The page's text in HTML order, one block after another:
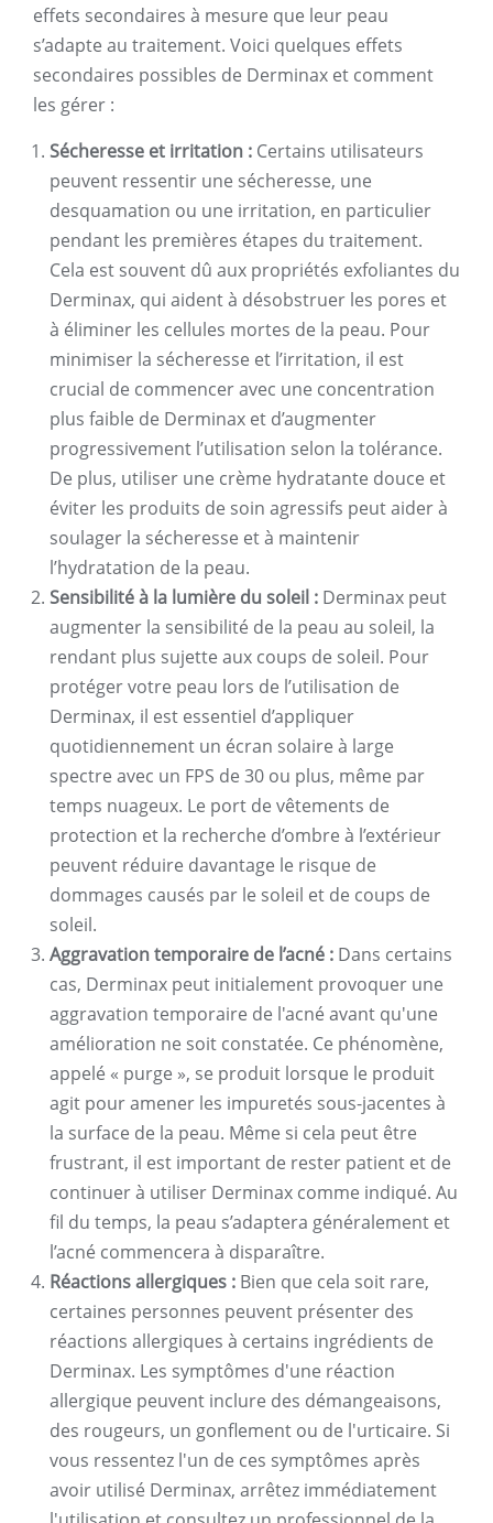
effets secondaires à mesure que leur peau
s’adapte au traitement. Voici quelques effets
secondaires possibles de Derminax et comment
les gérer :
Sécheresse et irritation : Certains utilisateurs
peuvent ressentir une sécheresse, une
desquamation ou une irritation, en particulier
pendant les premières étapes du traitement.
Cela est souvent dû aux propriétés exfoliantes du
Derminax, qui aident à désobstruer les pores et
à éliminer les cellules mortes de la peau. Pour
minimiser la sécheresse et l’irritation, il est
crucial de commencer avec une concentration
plus faible de Derminax et d’augmenter
progressivement l’utilisation selon la tolérance.
De plus, utiliser une crème hydratante douce et
éviter les produits de soin agressifs peut aider à
soulager la sécheresse et à maintenir
l’hydratation de la peau.
Sensibilité à la lumière du soleil : Derminax peut
augmenter la sensibilité de la peau au soleil, la
rendant plus sujette aux coups de soleil. Pour
protéger votre peau lors de l’utilisation de
Derminax, il est essentiel d’appliquer
quotidiennement un écran solaire à large
spectre avec un FPS de 30 ou plus, même par
temps nuageux. Le port de vêtements de
protection et la recherche d’ombre à l’extérieur
peuvent réduire davantage le risque de
dommages causés par le soleil et de coups de
soleil.
Aggravation temporaire de l’acné : Dans certains
cas, Derminax peut initialement provoquer une
aggravation temporaire de l'acné avant qu'une
amélioration ne soit constatée. Ce phénomène,
appelé « purge », se produit lorsque le produit
agit pour amener les impuretés sous-jacentes à
la surface de la peau. Même si cela peut être
frustrant, il est important de rester patient et de
continuer à utiliser Derminax comme indiqué. Au
fil du temps, la peau s’adaptera généralement et
l’acné commencera à disparaître.
Réactions allergiques : Bien que cela soit rare,
certaines personnes peuvent présenter des
réactions allergiques à certains ingrédients de
Derminax. Les symptômes d'une réaction
allergique peuvent inclure des démangeaisons,
des rougeurs, un gonflement ou de l'urticaire. Si
vous ressentez l'un de ces symptômes après
avoir utilisé Derminax, arrêtez immédiatement